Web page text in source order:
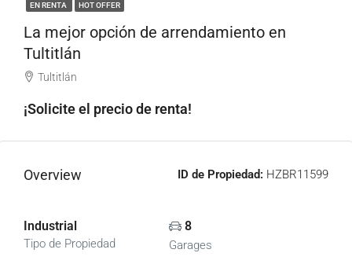
EN RENTA HOT OFFER
La mejor opción de arrendamiento en
Tultitlán
Tultitlán
¡Solicite el precio de renta!
Overview ID de Propiedad: HZBR11599
Industrial
Tipo de Propiedad
8
Garages